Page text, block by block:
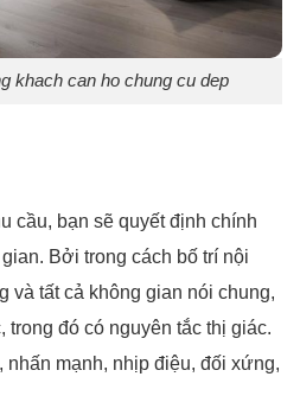
khach can ho chung cu dep
cầu, bạn sẽ quyết định chính
Bởi trong cách bố trí nội
và tất cả không gian nói chung,
đó có nguyên tắc thị giác.
mạnh, nhịp điệu, đối xứng,